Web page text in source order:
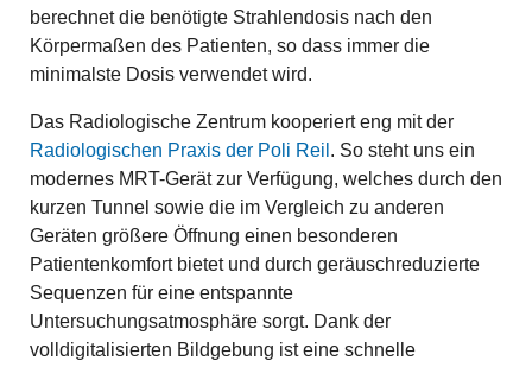
berechnet die benötigte Strahlendosis nach den
Körpermaßen des Patienten, so dass immer die
minimalste Dosis verwendet wird.
Das Radiologische Zentrum kooperiert eng mit der
Radiologischen Praxis der Poli Reil . So steht uns ein
modernes MRT-Gerät zur Verfügung, welches durch den
kurzen Tunnel sowie die im Vergleich zu anderen
Geräten größere Öffnung einen besonderen
Patientenkomfort bietet und durch geräuschreduzierte
Sequenzen für eine entspannte
Untersuchungsatmosphäre sorgt. Dank der
volldigitalisierten Bildgebung ist eine schnelle